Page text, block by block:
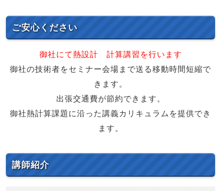
ご安心ください
御社にて熱設計 計算講習を行います
御社の技術者をセミナー会場まで送る移動時間短縮で
きます。
出張交通費が節約できます。
御社熱計算課題に沿った講義カリキュラムを提供でき
ます。
講師紹介